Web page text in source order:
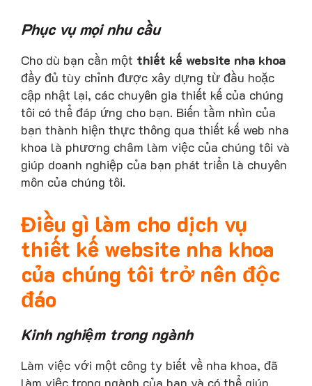
Phục vụ mọi nhu cầu
Cho dù bạn cần một thiết kế website nha khoa
đầy đủ tùy chỉnh được xây dựng từ đầu hoặc
cập nhật lại, các chuyên gia thiết kế của chúng
tôi có thể đáp ứng cho bạn. Biến tầm nhìn của
bạn thành hiện thực thông qua thiết kế web nha
khoa là phương châm làm việc của chúng tôi và
giúp doanh nghiệp của bạn phát triển là chuyên
môn của chúng tôi.
Điều gì làm cho dịch vụ
thiết kế website nha khoa
của chúng tôi trở nên độc
đáo
Kinh nghiệm trong ngành
Làm việc với một công ty biết về nha khoa, đã
làm việc trong ngành của bạn và có thể giúp